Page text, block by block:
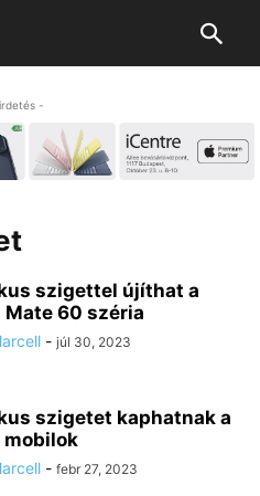
-
szigettel újíthat a
Mate 60 széria
- júl 30, 2023
szigetet kaphatnak a
mobilok
- febr 27, 2023